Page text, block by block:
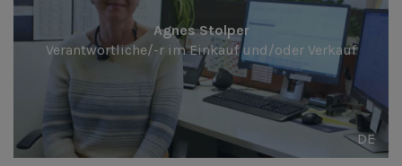
Agnes Stolper
Verantwortliche/-r im Einkauf und/oder Verkauf
DE